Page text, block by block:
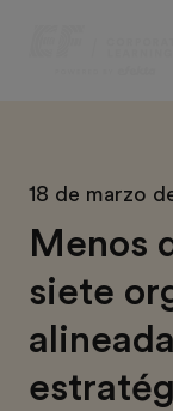
18 de marzo
Menos
siete